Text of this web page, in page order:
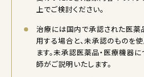
上でご検討ください。
治療には国内で承認された医薬
用する場合と、未承認のものを
ます。未承認医薬品・医療機器
師がご説明いたします。